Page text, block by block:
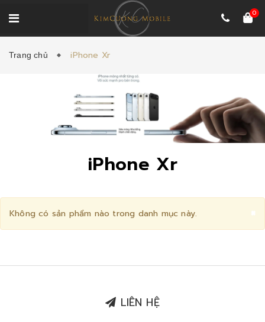
0
Trang chủ iPhone Xr
iPhone Xr
×
Không có sản phẩm nào trong danh mục này.
LIÊN HỆ